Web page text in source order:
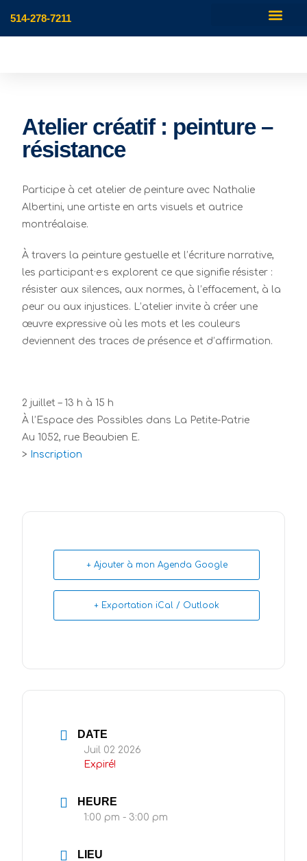
514-278-7211
Atelier créatif : peinture –
résistance
Participe à cet atelier de peinture avec Nathalie
Albertini, une artiste en arts visuels et autrice
montréalaise.
À travers la peinture gestuelle et l’écriture narrative,
les participant·e·s explorent ce que signifie résister :
résister aux silences, aux normes, à l’effacement, à la
peur ou aux injustices. L’atelier invite à créer une
œuvre expressive où les mots et les couleurs
deviennent des traces de présence et d’affirmation.
2 juillet – 13 h à 15 h
À l’Espace des Possibles dans La Petite-Patrie
Au 1052, rue Beaubien E.
> Inscription
+ Ajouter à mon Agenda Google
+ Exportation iCal / Outlook
DATE
Juil 02 2026
Expiré!
HEURE
1:00 pm - 3:00 pm
LIEU